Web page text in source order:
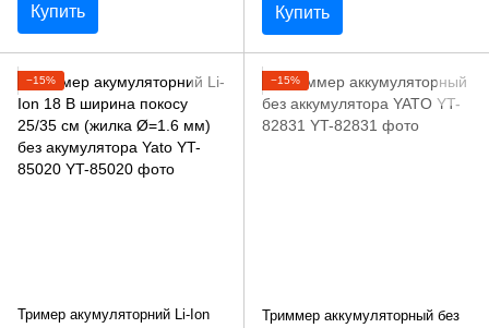
Купить Купить
−15%
Тример акумуляторний Li-Ion
−15%
Триммер аккумуляторный без